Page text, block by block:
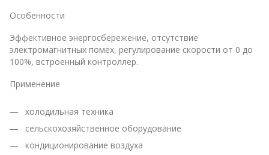
Особенности
Эффективное энергосбережение, отсутствие
электромагнитных помех, регулирование скорости от 0 до
100%, встроенный контроллер.
Применение
холодильная техника
сельскохозяйственное оборудование
кондиционирование воздуха